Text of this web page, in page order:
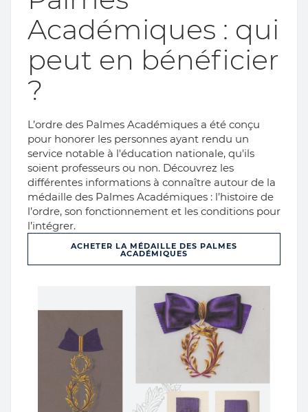
Académiques : qui
peut en bénéficier
?
L’ordre des Palmes Académiques a été conçu
pour honorer les personnes ayant rendu un
service notable à l'éducation nationale, qu'ils
soient professeurs ou non. Découvrez les
différentes informations à connaître autour de la
médaille des Palmes Académiques : l’histoire de
l’ordre, son fonctionnement et les conditions pour
l’intégrer.
ACHETER LA MÉDAILLE DES PALMES
ACADÉMIQUES